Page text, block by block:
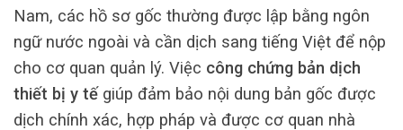
Nam, các hồ sơ gốc thường được lập bằng ngôn
ngữ nước ngoài và cần dịch sang tiếng Việt để nộp
cho cơ quan quản lý. Việc công chứng bản dịch
thiết bị y tếgiúp đảm bảo nội dung bản gốc được
dịch chính xác, hợp pháp và được cơ quan nhà